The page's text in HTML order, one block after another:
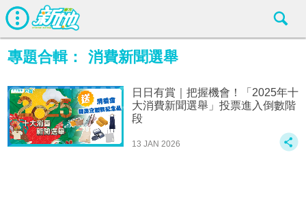
專題合輯： 消費新聞選舉
日日有賞｜把握機會！「2025年十
大消費新聞選舉」投票進入倒數階
段
13 JAN 2026